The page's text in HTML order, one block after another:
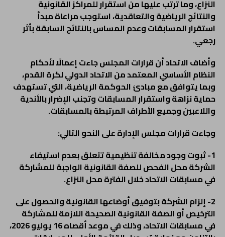
النزاع، وما ترتب عليها من استقرار للمراكز القانونية
والنتائج الرياضية والتعاقدية، استوجب مراعاة مبدأ
استقرار المسابقات وعدم المساس بالنتائج السابقة بأثر
رجعي.
وأضاف الاتحاد أن قرارات المجلس جاءت إعمالًا لأحكام
النظام الأساسي المعتمد من الاتحاد الدولي لكرة القدم،
وبما يتوافق مع مبادئ الحوكمة الرياضية، التي تستهدف
حماية نزاهة واستقرار المسابقات وتجنب الإضرار بالأندية
واللاعبين وجميع الأطراف المرتبطة بالمسابقات.
وجاءت قرارات مجلس الإدارة على النحو التالي:
1- ثبوت وجود مخالفة تنظيمية تتعلق بعدم استيفاء
الشركة محل الفحص للصفة القانونية الواجبة للمشاركة
في مسابقات الاتحاد خلال الفترة محل النزاع.
2- إلزام الشركة بتوفيق أوضاعها القانونية والحصول على
الترخيص أو الصفة القانونية الصحيحة اللازمة للمشاركة
في مسابقات الاتحاد، وذلك في موعد أقصاه 16 يوليو 2026،